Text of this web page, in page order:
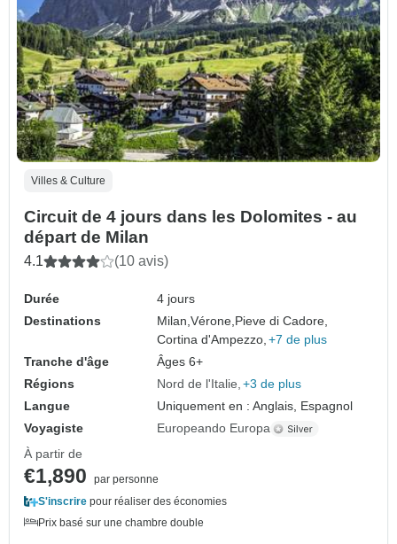
Villes & Culture
Circuit de 4 jours dans les Dolomites - au
départ de Milan
4.1 (10 avis)
Durée
4 jours
Destinations
Milan,Vérone, Pieve di Cadore,
Cortina d'Ampezzo, +7 de plus
Tranche d'âge
Âges 6+
Régions
Nord de l'Italie +3 de plus
Langue
Uniquement en : Anglais, Espagnol
Voyagiste
Europeando Europa
À partir de
€1,890
par personne
S'inscrire pour réaliser des économies
Prix basé sur une chambre double